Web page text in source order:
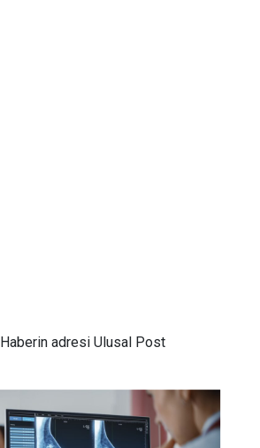
Haberin adresi Ulusal Post